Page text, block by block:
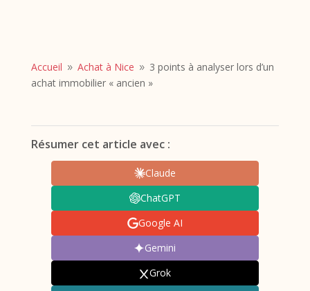
Accueil 9 Achat à Nice 9 3 points à analyser lors d’un
achat immobilier « ancien »
Résumer cet article avec :
Claude
ChatGPT
Google AI
Gemini
Grok